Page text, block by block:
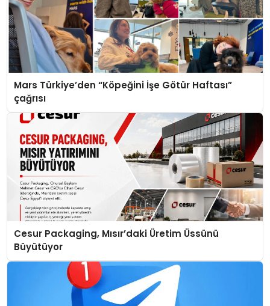
Mars Türkiye’den “Köpeğini İşe Götür Haftası”
çağrısı
Cesur Packaging, Mısır’daki Üretim Üssünü
Büyütüyor